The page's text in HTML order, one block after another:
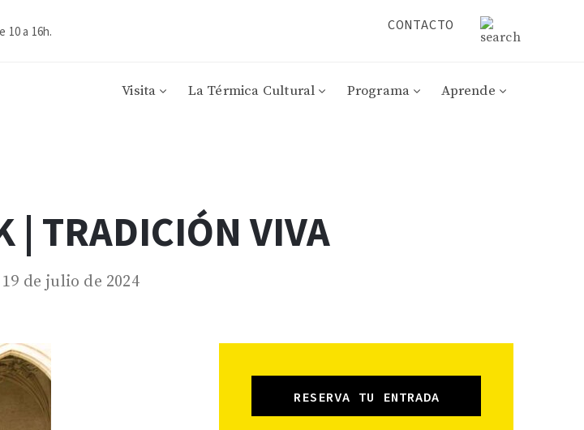
10 a 16h. CONTACTO
Visita La Térmica Cultural Programa Aprende
| TRADICIÓN VIVA
de julio de 2024
RESERVA TU ENTRADA